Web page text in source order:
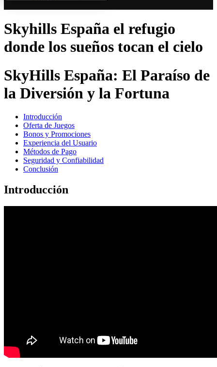
Skyhills España el refugio
donde los sueños tocan el cielo
SkyHills España: El Paraíso de
la Diversión y la Fortuna
Introducción
Oferta de Juegos
Bonos y Promociones
Experiencia del Usuario
Métodos de Pago
Seguridad y Confiabilidad
Conclusión
Introducción